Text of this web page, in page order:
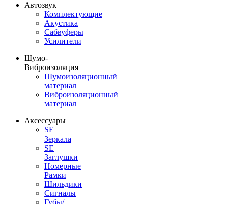
Автозвук
Комплектующие
Акустика
Сабвуферы
Усилители
Шумо-
Виброизоляция
Шумоизоляционный
материал
Виброизоляционный
материал
Аксессуары
SE
Зеркала
SE
Заглушки
Номерные
Рамки
Шильдики
Сигналы